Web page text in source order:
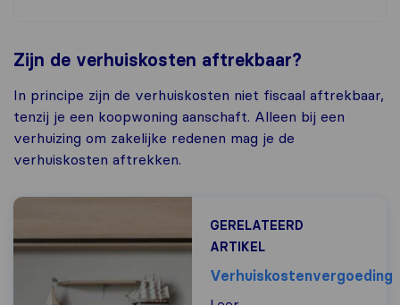
Zijn de verhuiskosten aftrekbaar?
In principe zijn de verhuiskosten niet fiscaal aftrekbaar,
tenzij je een koopwoning aanschaft. Alleen bij een
verhuizing om zakelijke redenen mag je de
verhuiskosten aftrekken.
GERELATEERD
ARTIKEL
Verhuiskostenvergoeding